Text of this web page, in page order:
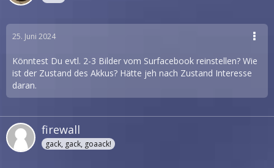
25. Juni 2024
Könntest Du evtl. 2-3 Bilder vom Surfacebook reinstellen? Wie
ist der Zustand des Akkus? Hätte jeh nach Zustand Interesse
daran.
firewall
gack, gack, goaack!